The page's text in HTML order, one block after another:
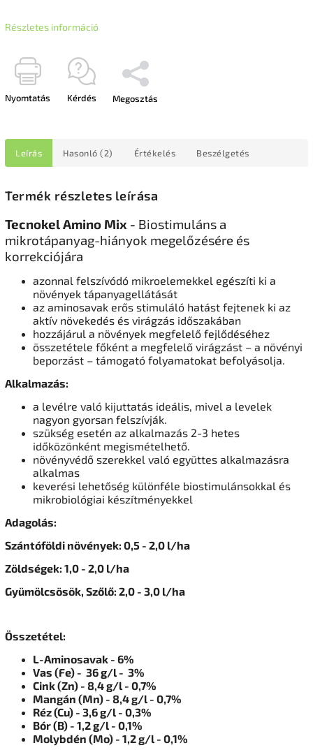
Részletes információ
Nyomtatás Kérdés Megosztás
Leírás Hasonló (2) Értékelés Beszélgetés
Termék részletes leírása
Tecnokel Amino Mix - Biostimuláns a
mikrotápanyag-hiányok megelőzésére és
korrekciójára
azonnal felszívódó mikroelemekkel egészíti ki a
növények tápanyagellátását
az aminosavak erős stimuláló hatást fejtenek ki az
aktív növekedés és virágzás időszakában
hozzájárul a növények megfelelő fejlődéséhez
összetétele főként a megfelelő virágzást – a növényi
beporzást – támogató folyamatokat befolyásolja.
Alkalmazás:
a levélre való kijuttatás ideális, mivel a levelek
nagyon gyorsan felszívják.
szükség esetén az alkalmazás 2-3 hetes
időközönként megismételhető.
növényvédő szerekkel való együttes alkalmazásra
alkalmas
keverési lehetőség különféle biostimulánsokkal és
mikrobiológiai készítményekkel
Adagolás:
Szántóföldi növények: 0,5 - 2,0 l/ha
Zöldségek: 1,0 - 2,0 l/ha
Gyümölcsösök, Szőlő: 2,0 - 3,0 l/ha
Összetétel:
L-Aminosavak - 6%
Vas (Fe) - 36 g/l - 3%
Cink (Zn) - 8,4 g/l - 0,7%
Mangán (Mn) - 8,4 g/l - 0,7%
Réz (Cu) - 3,6 g/l - 0,3%
Bór (B) - 1,2 g/l - 0,1%
Molybdén (Mo) - 1,2 g/l - 0,1%